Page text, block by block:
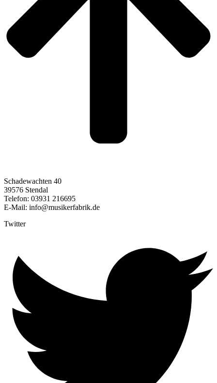
Schadewachten 40
39576 Stendal
Telefon: 03931 216695
E-Mail: info@musikerfabrik.de
Twitter